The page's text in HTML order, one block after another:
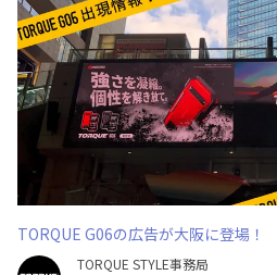
TORQUE G06の広告が大阪に登場！
TORQUE STYLE事務局